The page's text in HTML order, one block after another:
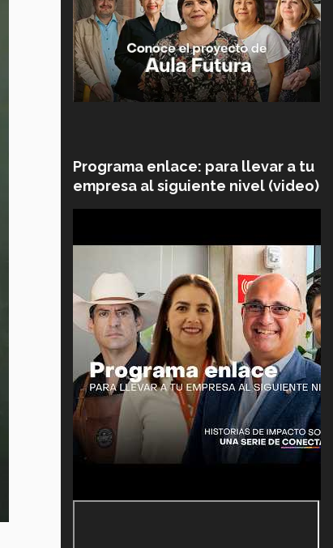
Programa enlace: para llevar a tu
empresa al siguiente nivel (video)